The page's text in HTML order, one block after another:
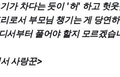
가 차다는 듯이 '허' 하고 헛
로서 부모님 챙기는 게 당연
서부터 풀어야 할지 모르겠
사랑꾼>